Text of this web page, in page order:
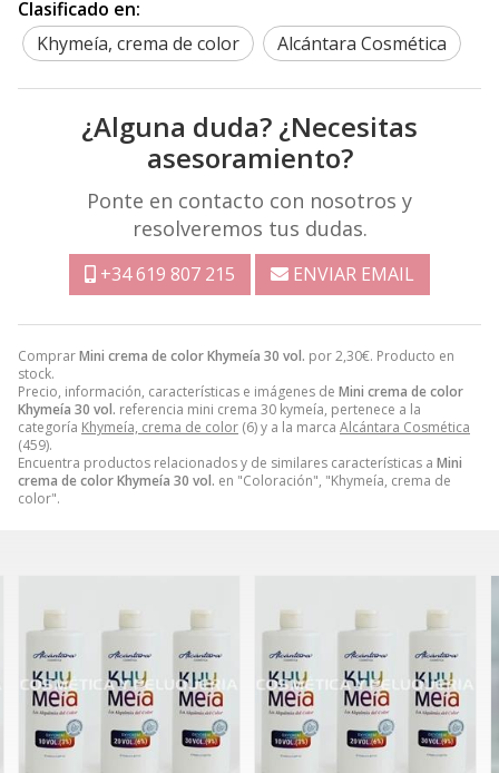
ComprarMini crema de color Khymeía 30 vol. por2,30€. Producto en
stock.
Precio, información, características e imágenes de Mini crema de color
Khymeía 30 vol. referencia mini crema 30 kymeía, pertenece a la
categoría Khymeía, crema de color (6) y a la marca Alcántara Cosmética
(459).
Encuentra productos relacionados y de similares características a Mini
crema de color Khymeía 30 vol. en "Coloración", "Khymeía, crema de
color".
Clasificado en:
Khymeía, crema de color
Alcántara Cosmética
¿Alguna duda? ¿Necesitas
asesoramiento?
Ponte en contacto con nosotros y
resolveremos tus dudas.
+34 619 807 215 ENVIAR EMAIL